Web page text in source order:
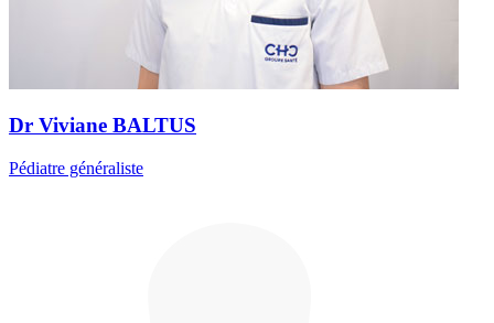
Dr Viviane BALTUS
Pédiatre généraliste